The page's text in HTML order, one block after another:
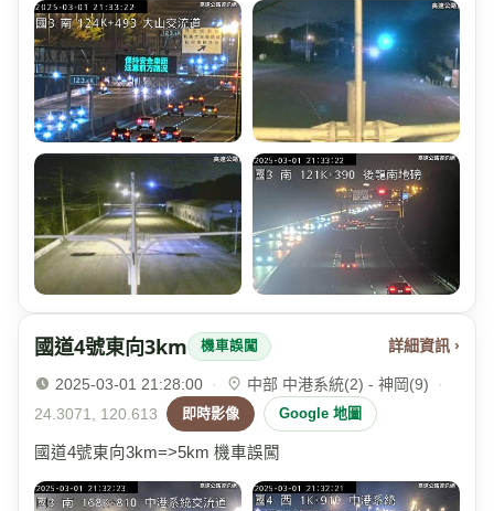
國道4號東向3km 機車誤闖 詳細資訊 ›
2025-03-01 21:28:00 · 中部 中港系統(2) - 神岡(9)
·
24.3071, 120.613
即時影像 Google 地圖
國道4號東向3km=>5km 機車誤闖